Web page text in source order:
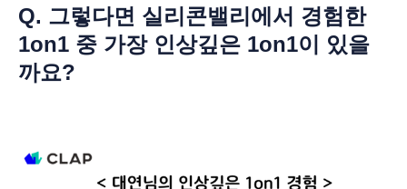
Q. 그렇다면 실리콘밸리에서 경험한
1on1 중 가장 인상깊은 1on1이 있을
까요?